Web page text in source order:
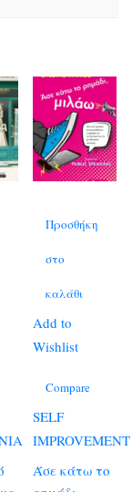
Προσθήκη
στο
καλάθι
Add to
Wishlist
Compare
SELF
IMPROVEMENT
Άσε κάτω το